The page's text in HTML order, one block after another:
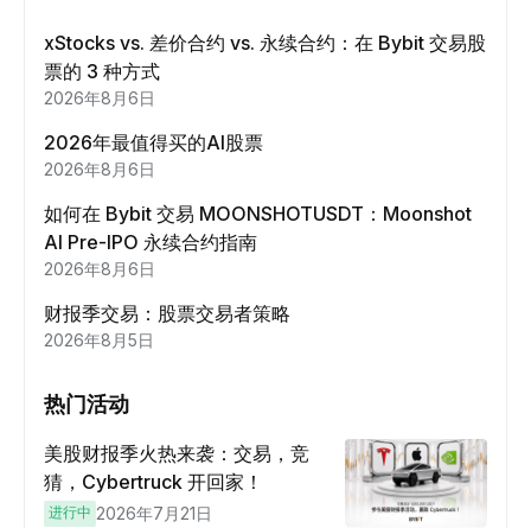
xStocks vs. 差价合约 vs. 永续合约：在 Bybit 交易股
票的 3 种方式
2026年8月6日
2026年最值得买的AI股票
2026年8月6日
如何在 Bybit 交易 MOONSHOTUSDT：Moonshot
AI Pre-IPO 永续合约指南
2026年8月6日
财报季交易：股票交易者策略
2026年8月5日
热门活动
美股财报季火热来袭：交易，竞
猜，Cybertruck 开回家！
进行中 2026年7月21日